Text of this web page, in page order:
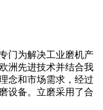
门为解决工业磨机产
洲先进技术并结合我
念和市场需求，经过
设备。立磨采用了合